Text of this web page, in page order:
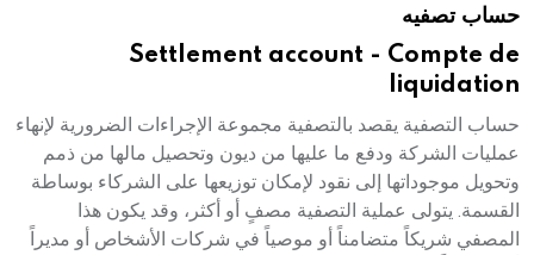
هيئة الموسوعة العربية تطلق موسوعات جديدة في عام 2026حساب تصفيه
Settlement account - Compte de
liquidation
حساب التصفية يقصد بالتصفية مجموعة الإجراءات الضرورية لإنهاء
عمليات الشركة ودفع ما عليها من ديون وتحصيل مالها من ذمم
وتحويل موجوداتها إلى نقود لإمكان توزيعها على الشركاء بوساطة
القسمة. يتولى عملية التصفية مصفٍ أو أكثر، وقد يكون هذا
المصفي شريكاً متضامناً أو موصياً في شركات الأشخاص أو مديراً